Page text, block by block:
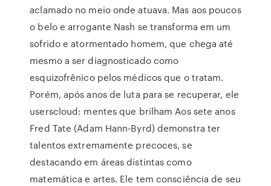
aclamado no meio onde atuava. Mas aos poucos
o belo e arrogante Nash se transforma em um
sofrido e atormentado homem, que chega até
mesmo a ser diagnosticado como
esquizofrênico pelos médicos que o tratam.
Porém, após anos de luta para se recuperar, ele
userscloud: mentes que brilham Aos sete anos
Fred Tate (Adam Hann-Byrd) demonstra ter
talentos extremamente precoces, se
destacando em áreas distintas como
matemática e artes. Ele tem consciência de seu